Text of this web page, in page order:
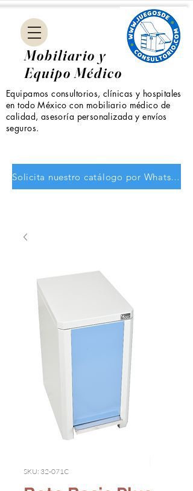
Mobiliario y
Equipo Médico
Solicita nuestro catálogo por WhatsApp
Equipamos consultorios, clínicas y hospitales
en todo México con mobiliario médico de
calidad, asesoría personalizada y envíos
seguros.
SKU: 32-071C